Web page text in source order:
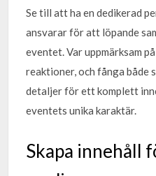
Se till att ha en dedikerad
ansvarar för att löpande
eventet. Var uppmärksam
reaktioner, och fånga både
detaljer för ett komplett
eventets unika karaktär.
Skapa innehåll